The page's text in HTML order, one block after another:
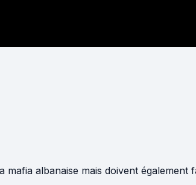
albanaise mais doivent également